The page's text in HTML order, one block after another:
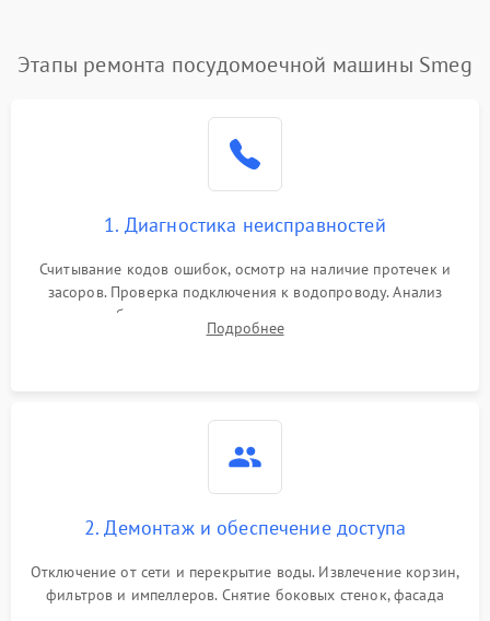
воды
1800 ₽ Подробнее →
Проблемы с
Этапы ремонта посудомоечной машины Smeg
1. Диагностика неисправностей
Считывание кодов ошибок, осмотр на наличие протечек и
засоров. Проверка подключения к водопроводу. Анализ
жалоб на отсутствие слива, нагрева, вращения
разбрызгивателей или срабатывание системы защиты
Подробнее
2. Демонтаж и обеспечение доступа
Отключение от сети и перекрытие воды. Извлечение корзин,
фильтров и импеллеров. Снятие боковых стенок, фасада